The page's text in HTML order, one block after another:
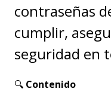
contraseñas
cumplir,
seguridad en
🔍 Contenido